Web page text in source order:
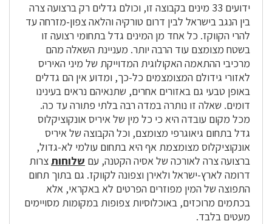
ידועים 33 מינים בקבוצה זו, וכולם גדלים רק ברצועה צרה
בין הנגב בישראל לבין דרום טורקיה והלאה צפון-מזרחה עד
להרי הקווקז. כל אחד מן המינים גדל בתחומי רצועה זו
בשטח מצומצם עוד הרבה יותר. מעניינת השאלה מהם
מרכיבי ההתאמה האקולוגית המדוייקת של מיני האיריס
לאזורי גידולם המצומצמים כל-כך, ומדוע אין הם גדלים
באופן טבעי גם באזורים אחרים, שתנאיהם נראים בעינינו
דומים. שאלה זו נותרה במדה רבה בלתי פתורה עד כה.
מכל מקום עובדה היא כי כל מין של איריס אונקוציקלוס
גדל בתחום גיאוגרפי מצומצם, וכל הקבוצה של איריס
אונקוציקלוס מצומצמת אף היא בתחום עולמי לא-גדול,
ברצועה צרה לאורכה של אסיה הקטנה, עם שלוחותצרות
דרומה לארץ-ישראל ולאירן וצפונה לקווקז. גם בתוך תחום
התפוצה של המין מפוזרים הפרטים לא באקראי, אלא
בכתמים מרוכזים, באוכלוסיות צפופות במקומות מסויימים
מעטים בלבד.